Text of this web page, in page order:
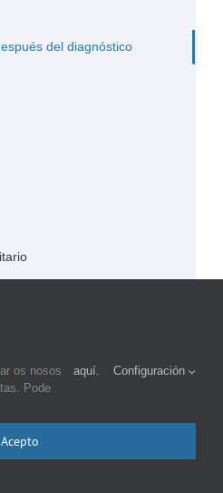
del diagnóstico
os nosos
Pode
aquí. Configuración
Acepto